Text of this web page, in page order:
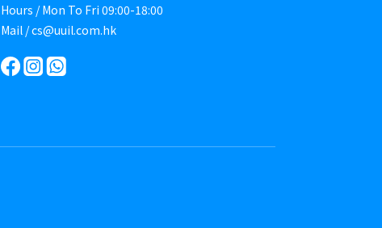
Hours / Mon To Fri 09:00-18:00
Mail / cs@uuil.com.hk